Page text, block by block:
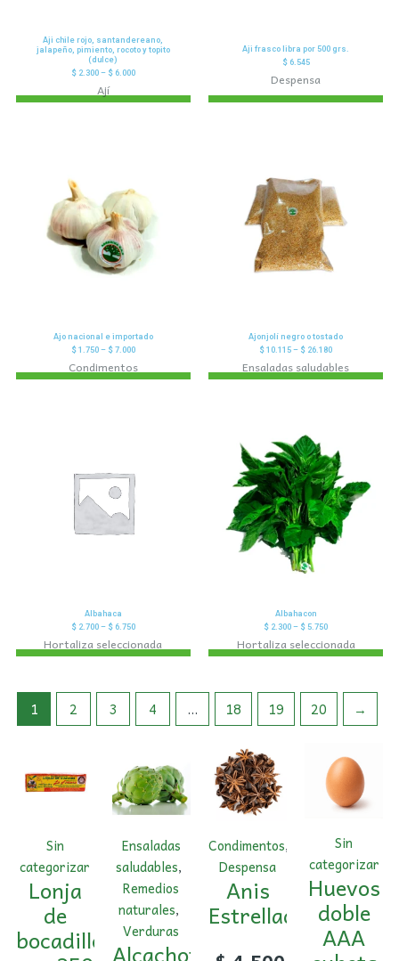
Aji chile rojo, santandereano,
jalapeño, pimiento, rocoto y topito
(dulce)
$2.300– $6.000
Ají
Aji frasco libra por 500 grs.
$6.545
Despensa
Ajo nacional e importado
$1.750– $7.000
Condimentos
Ajonjolí negro o tostado
$ 10.115 – $ 26.180
Ensaladas saludables
Albahaca
$2.700– $6.750
Hortaliza seleccionada
Albahacon
$ 2.300 – $ 5.750
Hortaliza seleccionada
1 2 3 4 … 18 19 20 →
Sin
categorizar
Lonja
de
bocadillo
Ensaladas
saludables,
Remedios
naturales,
Verduras
Alcachofa
Condimentos,
Despensa
Anis
Estrellado
Sin
categorizar
Huevos
doble
AAA